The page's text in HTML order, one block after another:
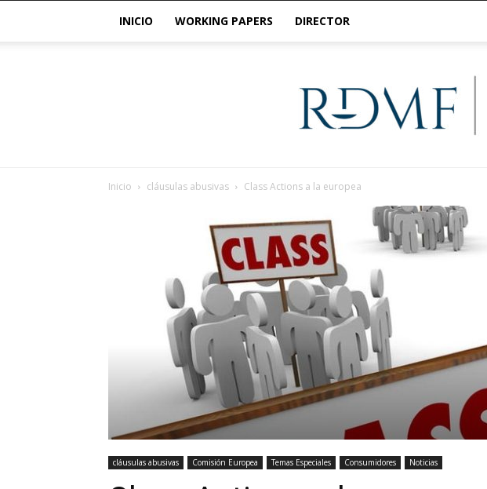
INICIO WORKING PAPERS DIRECTOR
Inicio cláusulas abusivas Class Actions a la europea
cláusulas abusivas Comisión Europea Temas Especiales Consumidores Noticias